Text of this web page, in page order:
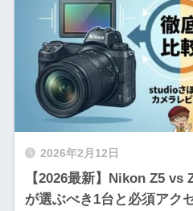
2026年2月12日
【2026最新】Nikon Z5 vs
が選ぶべき1台と必須アク